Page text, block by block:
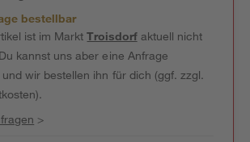
bestellbar
ist im MarktTroisdorfaktuell nicht
kannst uns aber eine Anfrage
wir bestellen ihn für dich (ggf. zzgl.
>